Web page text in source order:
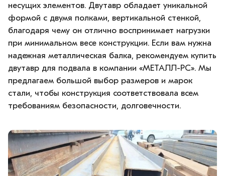
несущих элементов. Двутавр обладает уникальной
формой с двумя полками, вертикальной стенкой,
благодаря чему он отлично воспринимает нагрузки
при минимальном весе конструкции. Если вам нужна
надежная металлическая балка, рекомендуем купить
двутавр для подвала в компании «МЕТАЛЛ-РС». Мы
предлагаем большой выбор размеров и марок
стали, чтобы конструкция соответствовала всем
требованиям безопасности, долговечности.